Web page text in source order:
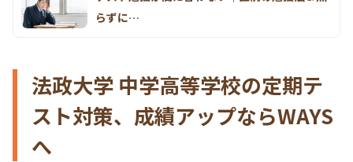
らずに…
法政大学 中学高等学校の定期テ
スト対策、成績アップならWAYS
へ